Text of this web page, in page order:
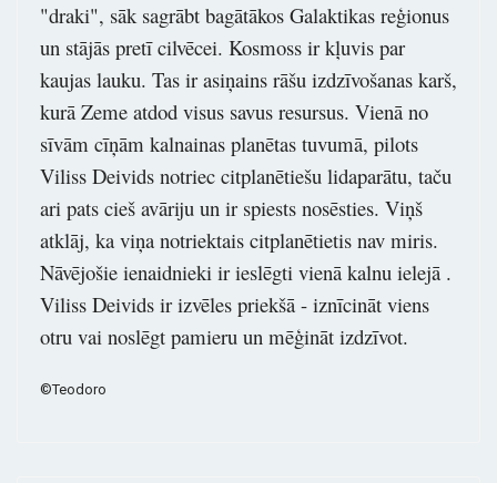
"draki", sāk sagrābt bagātākos Galaktikas reģionus
un stājās pretī cilvēcei. Kosmoss ir kļuvis par
kaujas lauku. Tas ir asiņains rāšu izdzīvošanas karš,
kurā Zeme atdod visus savus resursus. Vienā no
sīvām cīņām kalnainas planētas tuvumā, pilots
Viliss Deivids notriec citplanētiešu lidaparātu, taču
ari pats cieš avāriju un ir spiests nosēsties. Viņš
atklāj, ka viņa notriektais citplanētietis nav miris.
Nāvējošie ienaidnieki ir ieslēgti vienā kalnu ielejā .
Viliss Deivids ir izvēles priekšā - iznīcināt viens
otru vai noslēgt pamieru un mēģināt izdzīvot.
©Teodoro